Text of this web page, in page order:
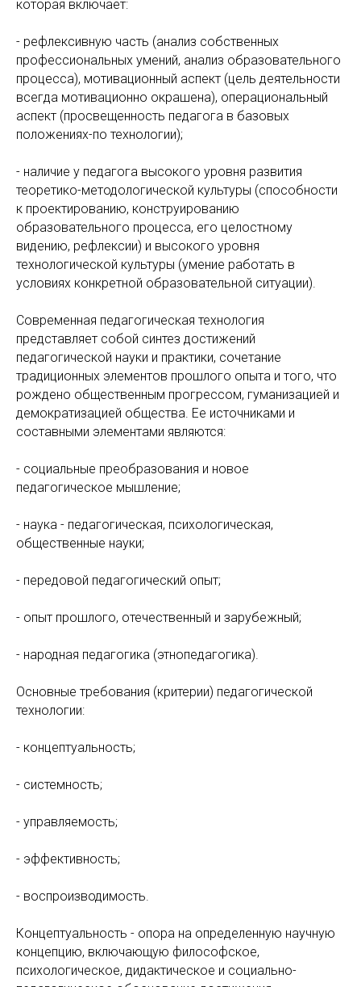
которая включает:
- рефлексивную часть (анализ собственных
профессиональных умений, анализ образовательного
процесса), мотивационный аспект (цель деятельности
всегда мотивационно окрашена), операциональный
аспект (просвещенность педагога в базовых
положениях-по технологии);
- наличие у педагога высокого уровня развития
теоретико-методологической культуры (способности
к проектированию, конструированию
образовательного процесса, его целостному
видению, рефлексии) и высокого уровня
технологической культуры (умение работать в
условиях конкретной образовательной ситуации).
Современная педагогическая технология
представляет собой синтез достижений
педагогической науки и практики, сочетание
традиционных элементов прошлого опыта и того, что
рождено общественным прогрессом, гуманизацией и
демократизацией общества. Ее источниками и
составными элементами являются:
- социальные преобразования и новое
педагогическое мышление;
- наука - педагогическая, психологическая,
общественные науки;
- передовой педагогический опыт;
- опыт прошлого, отечественный и зарубежный;
- народная педагогика (этнопедагогика).
Основные требования (критерии) педагогической
технологии:
- концептуальность;
- системность;
- управляемость;
- эффективность;
- воспроизводимость.
Концептуальность - опора на определенную научную
концепцию, включающую философское,
психологическое, дидактическое и социально-